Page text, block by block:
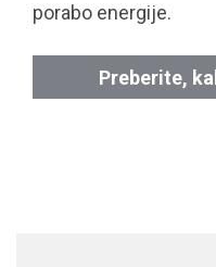
porabo energije.
Preberite,